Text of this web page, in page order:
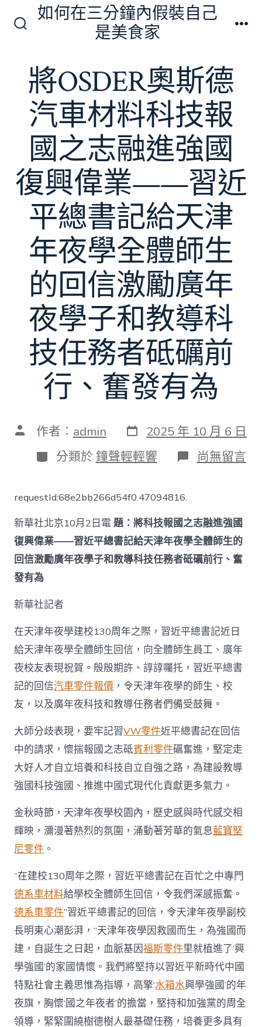
換
開
關
如何在三分鐘內假裝自己
是美食家
將OSDER奧斯德
汽車材料科技報
國之志融進強國
復興偉業——習近
平總書記給天津
年夜學全體師生
的回信激勵廣年
夜學子和教導科
技任務者砥礪前
行、奮發有為
文 作者： admin 發
表
日
期
2025 年 10 月 6 日
分
類
分類於 鐘聲輕輕響 在
〈將
德
汽
車
材
料
志
融
進
強
國
復
興
偉
業
——
習
近
平
總
記
給
天
夜
學
全
體
師
生
的
回
信
激
勵
廣
年
夜
尚無留言
requestId:68e2bb266d54f0.47094816.
新華社北京10月2日電題：將科技報國之志融進強國
復興偉業——習近平總書記給天津年夜學全體師生的
回信激勵廣年夜學子和教導科技任務者砥礪前行、奮
發有為
新華社記者
在天津年夜學建校130周年之際，習近平總書記近日
給天津年夜學全體師生回信，向全體師生員工、廣年
夜校友表現祝賀。殷殷期許、諄諄囑托，習近平總書
記的回信汽車零件報價 ，令天津年夜學的師生、校
友，以及廣年夜科技和教導任務者們備受鼓舞。
大師分歧表現，要牢記習VW零件近平總書記在回信
中的請求，懷揣報國之志砥賓利零件礪奮進，堅定走
大好人才自立培養和科技自立自強之路，為建設教導
強國科技強國、推進中國式現代化貢獻更多氣力。
金秋時節，天津年夜學校園內，歷史感與時代感交相
輝映，瀰漫著熱烈的氛圍，涌動著芳華的氣息藍寶堅
尼零件 。
“在建校130周年之際，習近平總書記在百忙之中專門
德系車材料給學校全體師生回信，令我們深感振奮。
德系車零件”習近平總書記的回信，令天津年夜學副校
長明東心潮彭湃，“天津年夜學因救國而生，為強國而
建，自誕生之日起，血脈基因福斯零件里就植進了‘興
學強國’的家國情懷。我們將堅持以習近平新時代中國
特點社會主義思惟為指導，高擎‘水箱水興學強國’的年
夜旗，胸懷‘國之年夜者’的擔當，堅持和加強黨的周全
領導，緊緊圍繞樹德樹人最基礎任務，培養更多具有